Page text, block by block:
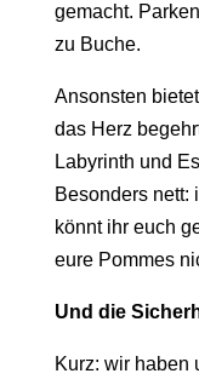
gemacht.
zu Buche.
Ansonsten
das Herz
Labyrinth und
Besonders nett:
könnt ihr euch
eure Pommes
Und die
Kurz: wir haben